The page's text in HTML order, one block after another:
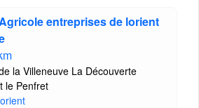
entreprises de lorient
la Villeneuve La Découverte
le Penfret